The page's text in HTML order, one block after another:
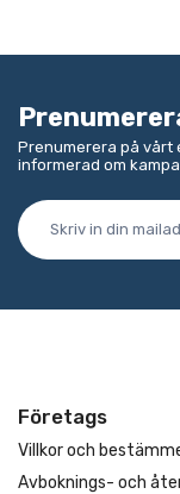
Prenumerera på
informerad om
Företags
Villkor och
Avboknings- och